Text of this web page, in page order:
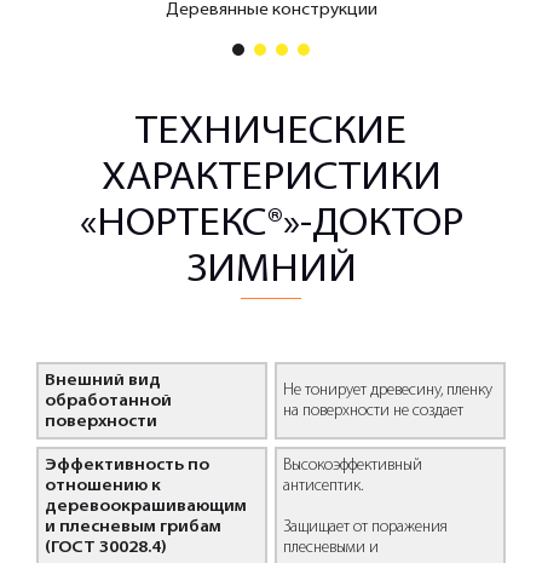
Деревянные конструкции
1 2 3 4
ТЕХНИЧЕСКИЕ
ХАРАКТЕРИСТИКИ
«НОРТЕКС®»-ДОКТОР
ЗИМНИЙ
Внешний вид
обработанной
поверхности
Не тонирует древесину, пленку
на поверхности не создает
Эффективность по
отношению к
деревоокрашивающим
и плесневым грибам
(ГОСТ 30028.4)
Высокоэффективный
антисептик.
Защищает от поражения
плесневыми и